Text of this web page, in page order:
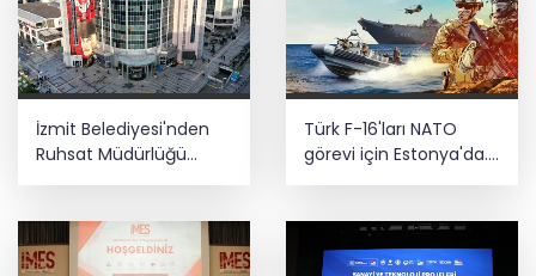
İzmit Belediyesi'nden
Ruhsat Müdürlüğü
iddialarına açıklama
Türk F-16'ları NATO
görevi için Estonya'da...
MSB yerli savunma